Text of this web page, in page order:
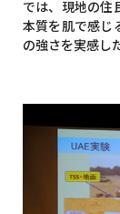
では、現地の住
本質を肌で感じ
の強さを実感し